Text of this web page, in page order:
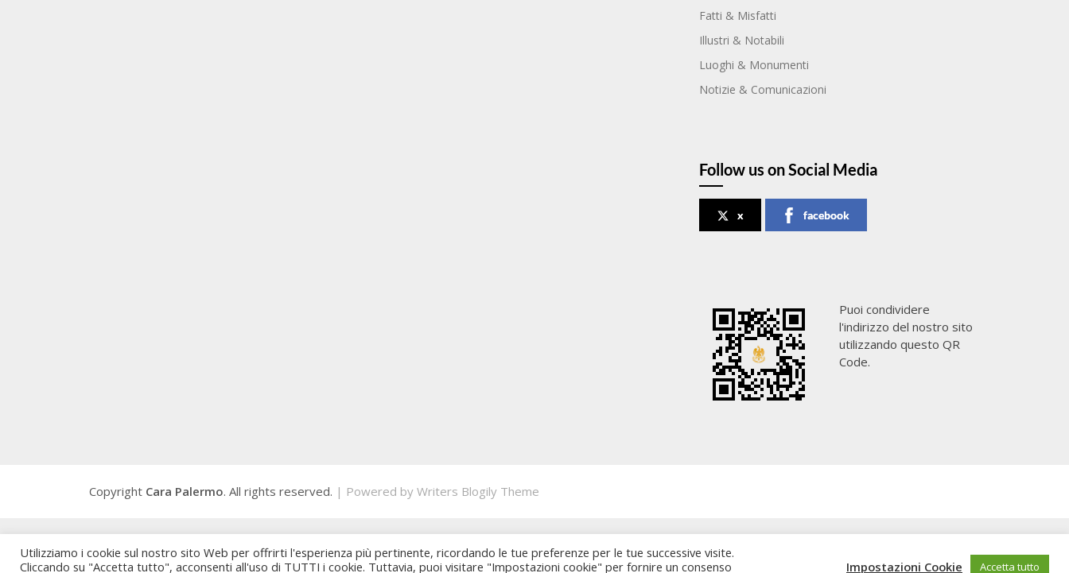
Fatti & Misfatti
Illustri & Notabili
Luoghi & Monumenti
Notizie & Comunicazioni
Follow us on Social Media
x facebook
Puoi condividere
l'indirizzo del nostro sito
utilizzando questo QR
Code.
Copyright Cara Palermo. All rights reserved. | Powered by Writers Blogily Theme
Utilizziamo i cookie sul nostro sito Web per offrirti l'esperienza più pertinente, ricordando le tue preferenze per le tue successive visite.
Cliccando su "Accetta tutto", acconsenti all'uso di TUTTI i cookie. Tuttavia, puoi visitare "Impostazioni cookie" per fornire un consenso
Impostazioni Cookie Accetta tutto